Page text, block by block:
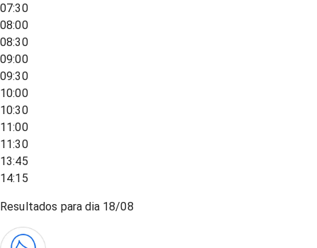
07:30
08:00
08:30
09:00
09:30
10:00
10:30
11:00
11:30
13:45
14:15
Resultados para dia 18/08